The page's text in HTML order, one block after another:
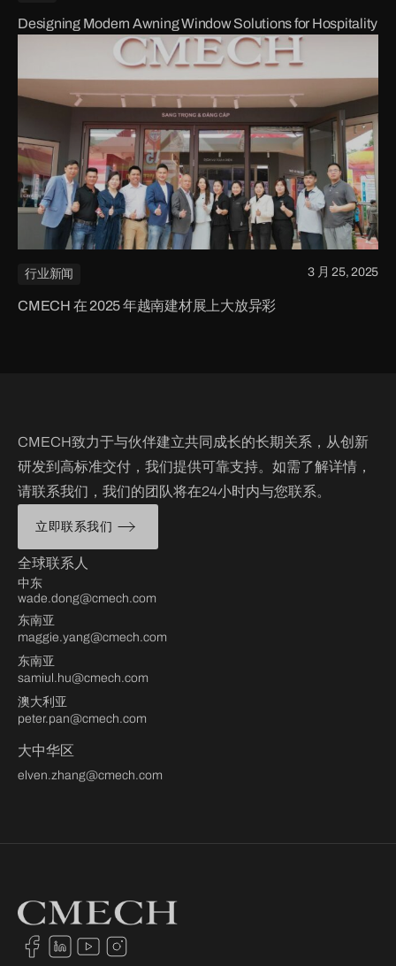
Designing Modern Awning Window Solutions for Hospitality
行业新闻 3 月 25, 2025
CMECH 在 2025 年越南建材展上大放异彩
CMECH致力于与伙伴建立共同成长的长期关系，从创新
研发到高标准交付，我们提供可靠支持。如需了解详情，
请联系我们，我们的团队将在24小时内与您联系。
立即联系我们
全球联系人
中东
wade.dong@cmech.com
东南亚
maggie.yang@cmech.com
东南亚
samiul.hu@cmech.com
澳大利亚
peter.pan@cmech.com
大中华区
elven.zhang@cmech.com